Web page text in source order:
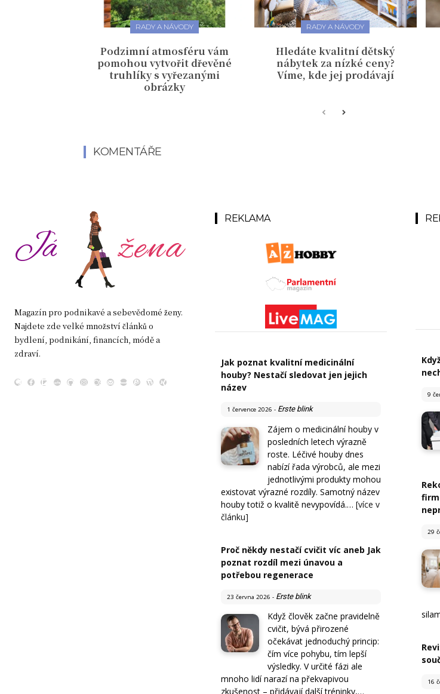
RADY A NÁVODY
Podzimní atmosféru vám
pomohou vytvořit dřevěné
truhlíky s vyřezanými
obrázky
RADY A NÁVODY
Hledáte kvalitní dětský
nábytek za nízké ceny?
Víme, kde jej prodávají
KOMENTÁŘE
Já žena
Magazín pro podnikavé a sebevědomé ženy.
Najdete zde velké množství článků o
bydlení, podnikání, financích, módě a
zdraví.
REKLAMA
Jak poznat kvalitní medicinální
houby? Nestačí sledovat jen jejich
název
1 července 2026 - Erste blink
Zájem o medicinální houby v
posledních letech výrazně
roste. Léčivé houby dnes
nabízí řada výrobců, ale mezi
jednotlivými produkty mohou
existovat výrazné rozdíly. Samotný název
houby totiž o kvalitě nevypovídá.… [více v
článku]
Proč někdy nestačí cvičit víc aneb Jak
poznat rozdíl mezi únavou a
potřebou regenerace
23 června 2026 - Erste blink
Když člověk začne pravidelně
cvičit, bývá přirozené
očekávat jednoduchý princip:
čím více pohybu, tím lepší
výsledky. V určité fázi ale
mnoho lidí narazí na překvapivou
zkušenost – přidávají další tréninky,…
9
29
16